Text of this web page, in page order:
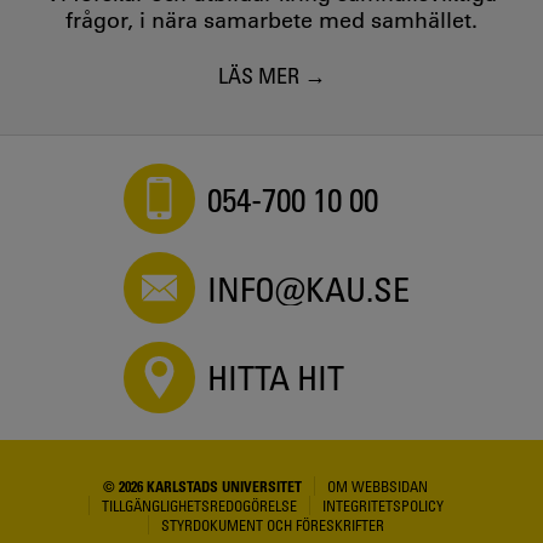
frågor, i nära samarbete med samhället.
LÄS MER
054-700 10 00
INFO@KAU.SE
HITTA HIT
© 2026 KARLSTADS UNIVERSITET
OM WEBBSIDAN
TILLGÄNGLIGHETSREDOGÖRELSE
INTEGRITETSPOLICY
STYRDOKUMENT OCH FÖRESKRIFTER